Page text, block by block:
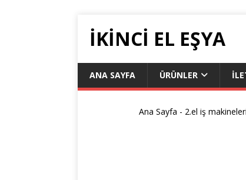
İKİNCİ EL EŞYA
ANA SAYFA ÜRÜNLER
Ana Sayfa - 2.el iş makineleri